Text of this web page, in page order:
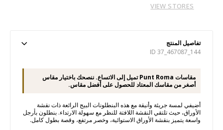
VIEW STORES
تفاصيل المنتج
ID 37_467087_144
مقاسات Punt Roma تميل إلى الاتساع. ننصحك باختيار مقاس
أصغر من مقاسك المعتاد للحصول على أفضل مقاس.
أضيفي لمسة جريئة وأنيقة مع هذه البنطلونات البيج الرائعة ذات نقشة
الأوراق، حيث تلتقي النقشة اللافتة للنظر مع سهولة الارتداء. بنطلون بأرجل
واسعة يتميز بنقشة الأوراق الاستوائية، وخصر مرتفع، وقصة بطول كامل.